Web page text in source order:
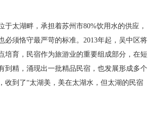
太湖畔，承担着苏州市80%饮用水的供应，
须恪守最严苛的标准。2013年起，吴中区将
培育，民宿作为旅游业的重要组成部分，在短
到精，涌现出一批精品民宿，也发展形成多个
收到了“太湖美，美在太湖水，但太湖的民宿